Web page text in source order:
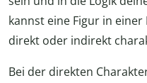
kannst eine Figur in
direkt oder indirekt
Bei der direkten